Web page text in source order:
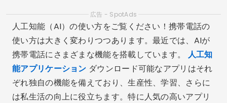
広告 - SpotAds
人工知能（AI）の使い方をご覧ください！携帯電話の
使い方は大きく変わりつつあります。最近では、AIが
携帯電話にさまざまな機能を搭載しています。 人工知
能アプリケーション ダウンロード可能なアプリはそれ
ぞれ独自の機能を備えており、生産性、学習、さらに
は私生活の向上に役立ちます。特に人気の高いアプリ